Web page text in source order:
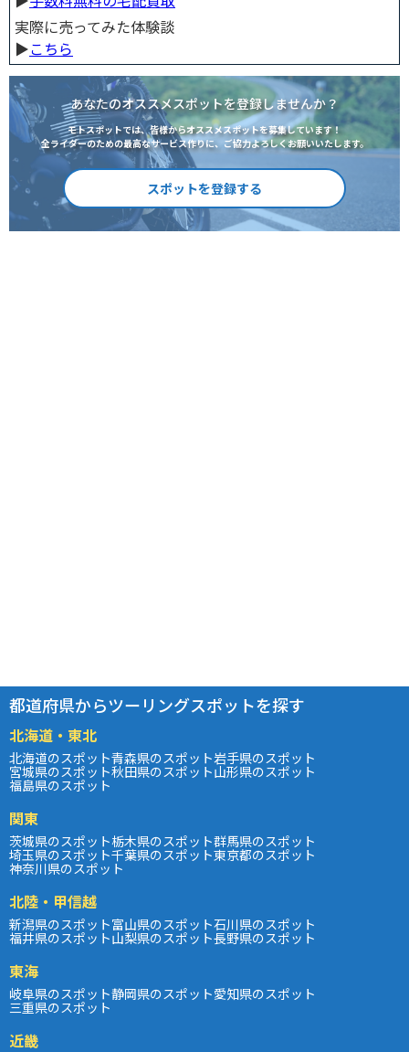
実際に売ってみた体験談
▶︎こちら
あなたのオススメスポットを登録しませんか？
モトスポットでは、皆様からオススメスポットを募集しています！
全ライダーのための最高なサービス作りに、ご協力よろしくお願いいたします。
スポットを登録する
都道府県からツーリングスポットを探す
北海道・東北
北海道のスポット青森県のスポット岩手県のスポット
宮城県のスポット秋田県のスポット山形県のスポット
福島県のスポット
関東
茨城県のスポット栃木県のスポット群馬県のスポット
埼玉県のスポット千葉県のスポット東京都のスポット
神奈川県のスポット
北陸・甲信越
新潟県のスポット富山県のスポット石川県のスポット
福井県のスポット山梨県のスポット長野県のスポット
東海
岐阜県のスポット静岡県のスポット愛知県のスポット
三重県のスポット
近畿